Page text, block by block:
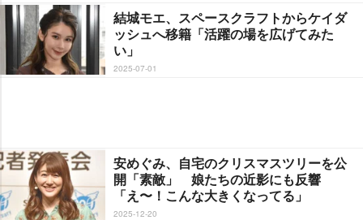
結城モエ、スペースクラフトからケイダ
ッシュへ移籍「活躍の場を広げてみた
い」
2025-07-01
安めぐみ、自宅のクリスマスツリーを公
開「素敵」 娘たちの近影にも反響
「え〜！こんな大きくなってる」
2025-12-20